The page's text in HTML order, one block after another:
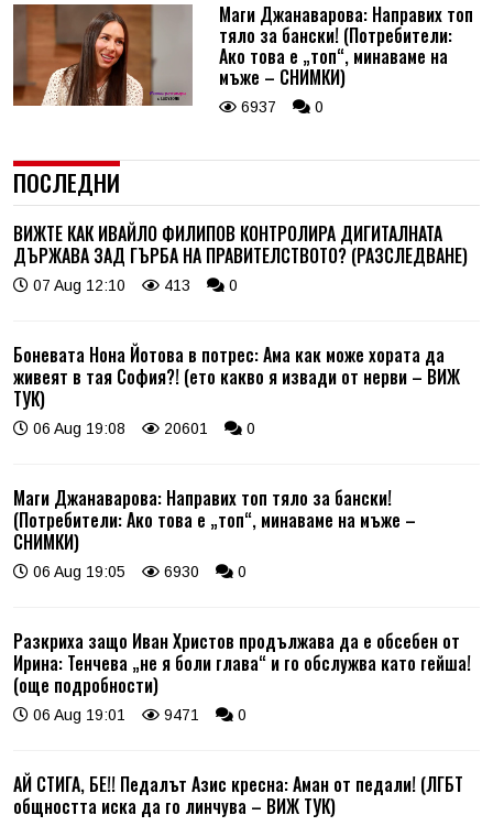
Маги Джанаварова: Направих топ
тяло за бански! (Потребители:
Ако това е „топ“, минаваме на
мъже – СНИМКИ)
6937 0
ПОСЛЕДНИ
ВИЖТЕ КАК ИВАЙЛО ФИЛИПОВ КОНТРОЛИРА ДИГИТАЛНАТА
ДЪРЖАВА ЗАД ГЪРБА НА ПРАВИТЕЛСТВОТО? (РАЗСЛЕДВАНЕ)
07 Aug 12:10 413 0
Боневата Нона Йотова в потрес: Ама как може хората да
живеят в тая София?! (ето какво я извади от нерви – ВИЖ
ТУК)
06 Aug 19:08 20601 0
Маги Джанаварова: Направих топ тяло за бански!
(Потребители: Ако това е „топ“, минаваме на мъже –
СНИМКИ)
06 Aug 19:05 6930 0
Разкриха защо Иван Христов продължава да е обсебен от
Ирина: Тенчева „не я боли глава“ и го обслужва като гейша!
(още подробности)
06 Aug 19:01 9471 0
АЙ СТИГА, БЕ!! Педалът Азис кресна: Аман от педали! (ЛГБТ
общността иска да го линчува – ВИЖ ТУК)